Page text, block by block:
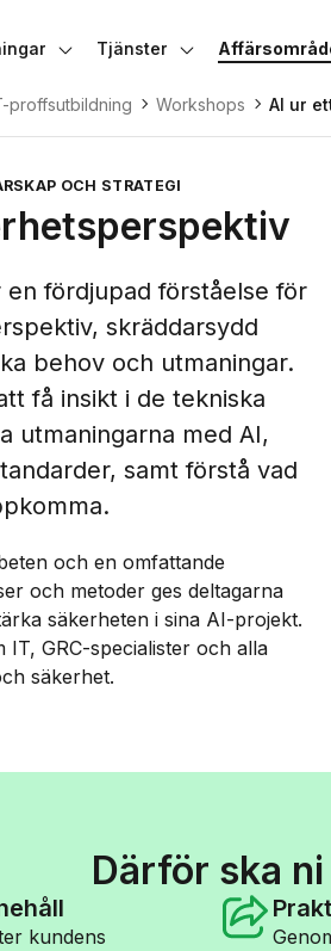
Tjänster
proffsutbildning Workshops AI ur
OCH STRATEGI
fördjupad förståelse för
skräddarsydd
behov och utmaningar.
få insikt i de tekniska
utmaningarna med AI,
samt förstå vad
och en omfattande
och metoder ges deltagarna
säkerheten i sina AI-projekt.
IT, GRC-specialister och alla
säkerhet.
Därför ska
kundens